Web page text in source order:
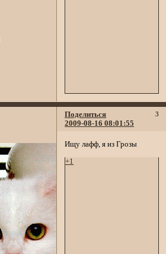
Поделиться 3
2009-08-16 08:01:55
Ищу лафф, я из Грозы
+1